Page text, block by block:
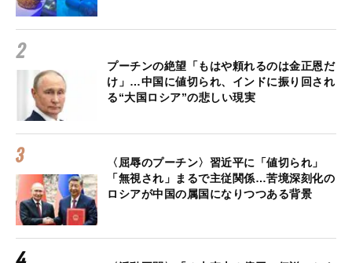
プーチンの絶望「もはや頼れるのは金正恩だ
け」…中国に値切られ、インドに振り回され
る“大国ロシア”の悲しい現実
〈屈辱のプーチン〉習近平に「値切られ」
「無視され」まるで主従関係…苦境深刻化の
ロシアが中国の属国になりつつある背景